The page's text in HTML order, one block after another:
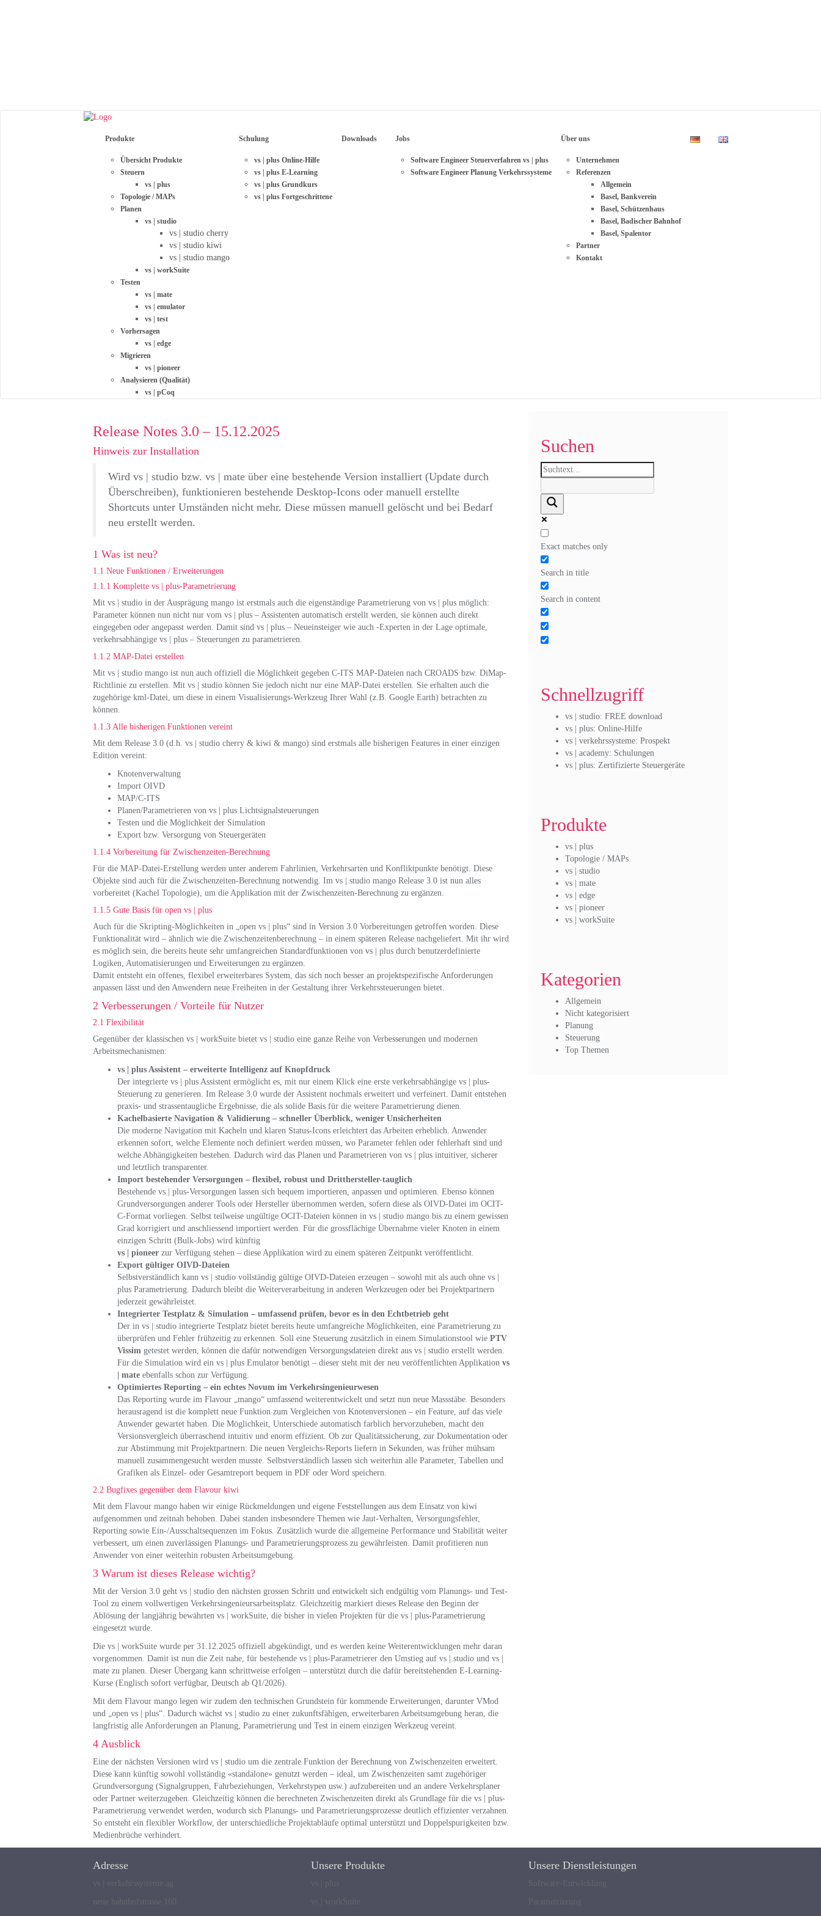
Produkte
Übersicht Produkte
Steuern
vs | plus
Topologie / MAPs
Planen
vs | studio
vs | studio cherry
vs | studio kiwi
vs | studio mango
vs | workSuite
Testen
vs | mate
vs | emulator
vs | test
Vorhersagen
vs | edge
Migrieren
vs | pioneer
Analysieren (Qualität)
vs | pCoq
Schulung
vs | plus Online-Hilfe
vs | plus E-Learning
vs | plus Grundkurs
vs | plus Fortgeschrittene
Downloads Jobs
Software Engineer Steuerverfahren vs | plus
Software Engineer Planung Verkehrssysteme
Über uns
Unternehmen
Referenzen
Allgemein
Basel, Bankverein
Basel, Schützenhaus
Basel, Badischer Bahnhof
Basel, Spalentor
Partner
Kontakt
Release Notes 3.0 – 15.12.2025
Hinweis zur Installation
Wird vs | studio bzw. vs | mate über eine bestehende Version installiert (Update durch
Überschreiben), funktionieren bestehende Desktop-Icons oder manuell erstellte
Shortcuts unter Umständen nicht mehr. Diese müssen manuell gelöscht und bei Bedarf
neu erstellt werden.
1 Was ist neu?
1.1 Neue Funktionen / Erweiterungen
1.1.1 Komplette vs | plus-Parametrierung
Mit vs | studio in der Ausprägung mango ist erstmals auch die eigenständige Parametrierung von vs | plus möglich:
Parameter können nun nicht nur vom vs | plus – Assistenten automatisch erstellt werden, sie können auch direkt
eingegeben oder angepasst werden. Damit sind vs | plus – Neueinsteiger wie auch -Experten in der Lage optimale,
verkehrsabhängige vs | plus – Steuerungen zu parametrieren.
1.1.2 MAP-Datei erstellen
Mit vs | studio mango ist nun auch offiziell die Möglichkeit gegeben C-ITS MAP-Dateien nach CROADS bzw. DiMap-
Richtlinie zu erstellen. Mit vs | studio können Sie jedoch nicht nur eine MAP-Datei erstellen. Sie erhalten auch die
zugehörige kml-Datei, um diese in einem Visualisierungs-Werkzeug Ihrer Wahl (z.B. Google Earth) betrachten zu
können.
1.1.3 Alle bisherigen Funktionen vereint
Mit dem Release 3.0 (d.h. vs | studio cherry & kiwi & mango) sind erstmals alle bisherigen Features in einer einzigen
Edition vereint:
Knotenverwaltung
Import OIVD
MAP/C-ITS
Planen/Parametrieren von vs | plus Lichtsignalsteuerungen
Testen und die Möglichkeit der Simulation
Export bzw. Versorgung von Steuergeräten
1.1.4 Vorbereitung für Zwischenzeiten-Berechnung
Für die MAP-Datei-Erstellung werden unter anderem Fahrlinien, Verkehrsarten und Konfliktpunkte benötigt. Diese
Objekte sind auch für die Zwischenzeiten-Berechnung notwendig. Im vs | studio mango Release 3.0 ist nun alles
vorbereitet (Kachel Topologie), um die Applikation mit der Zwischenzeiten-Berechnung zu ergänzen.
1.1.5 Gute Basis für open vs | plus
Auch für die Skripting-Möglichkeiten in „open vs | plus“ sind in Version 3.0 Vorbereitungen getroffen worden. Diese
Funktionalität wird – ähnlich wie die Zwischenzeitenberechnung – in einem späteren Release nachgeliefert. Mit ihr wird
es möglich sein, die bereits heute sehr umfangreichen Standardfunktionen von vs | plus durch benutzerdefinierte
Logiken, Automatisierungen und Erweiterungen zu ergänzen.
Damit entsteht ein offenes, flexibel erweiterbares System, das sich noch besser an projektspezifische Anforderungen
anpassen lässt und den Anwendern neue Freiheiten in der Gestaltung ihrer Verkehrssteuerungen bietet.
2 Verbesserungen / Vorteile für Nutzer
2.1 Flexibilität
Gegenüber der klassischen vs | workSuite bietet vs | studio eine ganze Reihe von Verbesserungen und modernen
Arbeitsmechanismen:
vs | plus Assistent – erweiterte Intelligenz auf Knopfdruck
Der integrierte vs | plus Assistent ermöglicht es, mit nur einem Klick eine erste verkehrsabhängige vs | plus-
Steuerung zu generieren. Im Release 3.0 wurde der Assistent nochmals erweitert und verfeinert. Damit entstehen
praxis- und strassentaugliche Ergebnisse, die als solide Basis für die weitere Parametrierung dienen.
Kachelbasierte Navigation & Validierung – schneller Überblick, weniger Unsicherheiten
Die moderne Navigation mit Kacheln und klaren Status-Icons erleichtert das Arbeiten erheblich. Anwender
erkennen sofort, welche Elemente noch definiert werden müssen, wo Parameter fehlen oder fehlerhaft sind und
welche Abhängigkeiten bestehen. Dadurch wird das Planen und Parametrieren von vs | plus intuitiver, sicherer
und letztlich transparenter.
Import bestehender Versorgungen – flexibel, robust und Dritthersteller-tauglich
Bestehende vs | plus-Versorgungen lassen sich bequem importieren, anpassen und optimieren. Ebenso können
Grundversorgungen anderer Tools oder Hersteller übernommen werden, sofern diese als OIVD-Datei im OCIT-
C-Format vorliegen. Selbst teilweise ungültige OCIT-Dateien können in vs | studio mango bis zu einem gewissen
Grad korrigiert und anschliessend importiert werden. Für die grossflächige Übernahme vieler Knoten in einem
einzigen Schritt (Bulk-Jobs) wird künftig
vs | pioneer zur Verfügung stehen – diese Applikation wird zu einem späteren Zeitpunkt veröffentlicht.
Export gültiger OIVD-Dateien
Selbstverständlich kann vs | studio vollständig gültige OIVD-Dateien erzeugen – sowohl mit als auch ohne vs |
plus Parametrierung. Dadurch bleibt die Weiterverarbeitung in anderen Werkzeugen oder bei Projektpartnern
jederzeit gewährleistet.
Integrierter Testplatz & Simulation – umfassend prüfen, bevor es in den Echtbetrieb geht
Der in vs | studio integrierte Testplatz bietet bereits heute umfangreiche Möglichkeiten, eine Parametrierung zu
überprüfen und Fehler frühzeitig zu erkennen. Soll eine Steuerung zusätzlich in einem Simulationstool wie PTV
Vissim getestet werden, können die dafür notwendigen Versorgungsdateien direkt aus vs | studio erstellt werden.
Für die Simulation wird ein vs | plus Emulator benötigt – dieser steht mit der neu veröffentlichten Applikation vs
| mate ebenfalls schon zur Verfügung.
Optimiertes Reporting – ein echtes Novum im Verkehrsingenieurwesen
Das Reporting wurde im Flavour „mango“ umfassend weiterentwickelt und setzt nun neue Massstäbe. Besonders
herausragend ist die komplett neue Funktion zum Vergleichen von Knotenversionen – ein Feature, auf das viele
Anwender gewartet haben. Die Möglichkeit, Unterschiede automatisch farblich hervorzuheben, macht den
Versionsvergleich überraschend intuitiv und enorm effizient. Ob zur Qualitätssicherung, zur Dokumentation oder
zur Abstimmung mit Projektpartnern: Die neuen Vergleichs-Reports liefern in Sekunden, was früher mühsam
manuell zusammengesucht werden musste. Selbstverständlich lassen sich weiterhin alle Parameter, Tabellen und
Grafiken als Einzel- oder Gesamtreport bequem in PDF oder Word speichern.
2.2 Bugfixes gegenüber dem Flavour kiwi
Mit dem Flavour mango haben wir einige Rückmeldungen und eigene Feststellungen aus dem Einsatz von kiwi
aufgenommen und zeitnah behoben. Dabei standen insbesondere Themen wie Jaut-Verhalten, Versorgungsfehler,
Reporting sowie Ein-/Ausschaltsequenzen im Fokus. Zusätzlich wurde die allgemeine Performance und Stabilität weiter
verbessert, um einen zuverlässigen Planungs- und Parametrierungsprozess zu gewährleisten. Damit profitieren nun
Anwender von einer weiterhin robusten Arbeitsumgebung.
3 Warum ist dieses Release wichtig?
Mit der Version 3.0 geht vs | studio den nächsten grossen Schritt und entwickelt sich endgültig vom Planungs- und Test-
Tool zu einem vollwertigen Verkehrsingenieursarbeitsplatz. Gleichzeitig markiert dieses Release den Beginn der
Ablösung der langjährig bewährten vs | workSuite, die bisher in vielen Projekten für die vs | plus-Parametrierung
eingesetzt wurde.
Die vs | workSuite wurde per 31.12.2025 offiziell abgekündigt, und es werden keine Weiterentwicklungen mehr daran
vorgenommen. Damit ist nun die Zeit nahe, für bestehende vs | plus-Parametrierer den Umstieg auf vs | studio und vs |
mate zu planen. Dieser Übergang kann schrittweise erfolgen – unterstützt durch die dafür bereitstehenden E-Learning-
Kurse (Englisch sofort verfügbar, Deutsch ab Q1/2026).
Mit dem Flavour mango legen wir zudem den technischen Grundstein für kommende Erweiterungen, darunter VMod
und „open vs | plus“. Dadurch wächst vs | studio zu einer zukunftsfähigen, erweiterbaren Arbeitsumgebung heran, die
langfristig alle Anforderungen an Planung, Parametrierung und Test in einem einzigen Werkzeug vereint.
4 Ausblick
Eine der nächsten Versionen wird vs | studio um die zentrale Funktion der Berechnung von Zwischenzeiten erweitert.
Diese kann künftig sowohl vollständig «standalone» genutzt werden – ideal, um Zwischenzeiten samt zugehöriger
Grundversorgung (Signalgruppen, Fahrbeziehungen, Verkehrstypen usw.) aufzubereiten und an andere Verkehrsplaner
oder Partner weiterzugeben. Gleichzeitig können die berechneten Zwischenzeiten direkt als Grundlage für die vs | plus-
Parametrierung verwendet werden, wodurch sich Planungs- und Parametrierungsprozesse deutlich effizienter verzahnen.
So entsteht ein flexibler Workflow, der unterschiedliche Projektabläufe optimal unterstützt und Doppelspurigkeiten bzw.
Medienbrüche verhindert.
Suchen
Exact matches only
Search in title
Search in content
Schnellzugriff
vs | studio: FREE download
vs | plus: Online-Hilfe
vs | verkehrssysteme: Prospekt
vs | academy: Schulungen
vs | plus: Zertifizierte Steuergeräte
Produkte
vs | plus
Topologie / MAPs
vs | studio
vs | mate
vs | edge
vs | pioneer
vs | workSuite
Kategorien
Allgemein
Nicht kategorisiert
Planung
Steuerung
Top Themen
Adresse
vs | verkehrssysteme ag
neue bahnhofstrasse 160
Unsere Produkte
vs | plus
vs | workSuite
Unsere Dienstleistungen
Software-Entwicklung
Parametrierung